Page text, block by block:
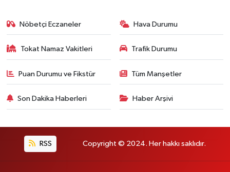
Nöbetçi Eczaneler Hava Durumu
Tokat Namaz Vakitleri Trafik Durumu
Puan Durumu ve Fikstür Tüm Manşetler
Son Dakika Haberleri Haber Arşivi
RSS Copyright © 2024. Her hakkı saklıdır.